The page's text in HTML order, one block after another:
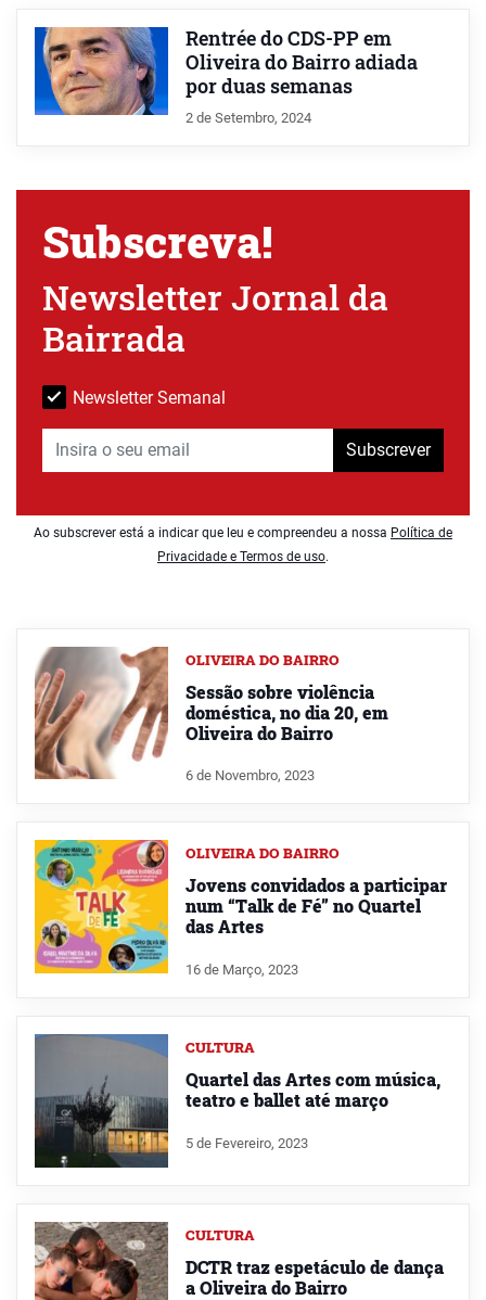
Rentrée do CDS-PP em
Oliveira do Bairro adiada
por duas semanas
2 de Setembro, 2024
Subscreva!
Newsletter Jornal da
Bairrada
Newsletter Semanal
Subscrever
Ao subscrever está a indicar que leu e compreendeu a nossa Política de
Privacidade e Termos de uso.
OLIVEIRA DO BAIRRO
Sessão sobre violência
doméstica, no dia 20, em
Oliveira do Bairro
6 de Novembro, 2023
OLIVEIRA DO BAIRRO
Jovens convidados a participar
num “Talk de Fé” no Quartel
das Artes
16 de Março, 2023
CULTURA
Quartel das Artes com música,
teatro e ballet até março
5 de Fevereiro, 2023
CULTURA
DCTR traz espetáculo de dança
a Oliveira do Bairro